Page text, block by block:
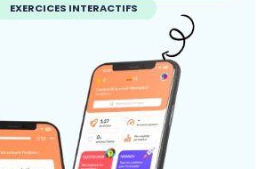
EXERCICES INTERACTIFS